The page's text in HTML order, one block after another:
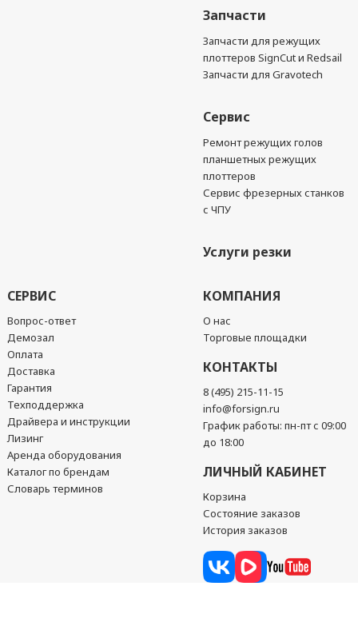
Запчасти
Запчасти для режущих
плоттеров SignCut и Redsail
Запчасти для Gravotech
Сервис
Ремонт режущих голов
планшетных режущих
плоттеров
Сервис фрезерных станков
с ЧПУ
Услуги резки
СЕРВИС
Вопрос-ответ
Демозал
Оплата
Доставка
Гарантия
Техподдержка
Драйвера и инструкции
Лизинг
Аренда оборудования
Каталог по брендам
Словарь терминов
КОМПАНИЯ
О нас
Торговые площадки
КОНТАКТЫ
8 (495) 215-11-15
info@forsign.ru
График работы: пн-пт с 09:00
до 18:00
ЛИЧНЫЙ КАБИНЕТ
Корзина
Состояние заказов
История заказов